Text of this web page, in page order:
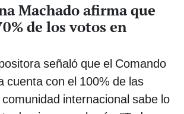
Machado afirma que
de los votos en
señaló que el Comando
cuenta con el 100% de las
internacional sabe lo